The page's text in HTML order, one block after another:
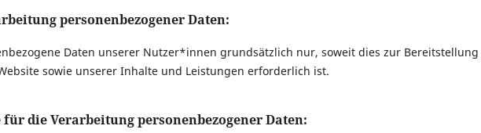
personenbezogener Daten:
Daten unserer Nutzer*innen grundsätzlich nur, soweit dies zur Bereitstellung
sowie unserer Inhalte und Leistungen erforderlich ist.
für die Verarbeitung personenbezogener Daten: